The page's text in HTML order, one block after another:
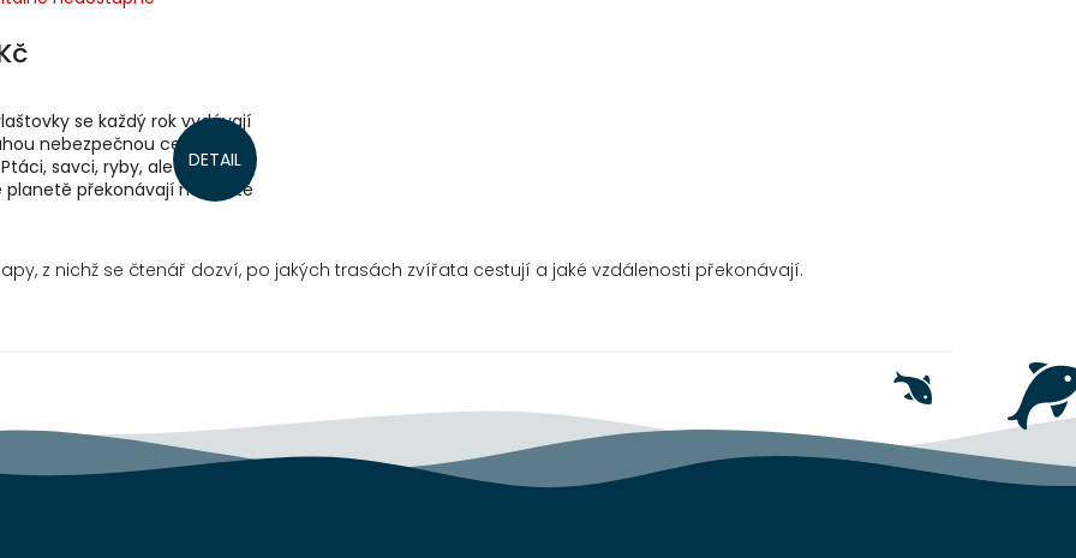
DETAIL
se každý rok vydávají
nebezpečnou cestu, aby
savci, ryby, ale i hmyz
planetě překonávají na cestě
z nichž se čtenář dozví, po jakých trasách zvířata cestují a jaké vzdálenosti překonávají.